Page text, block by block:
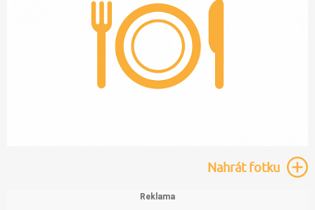
Nahrátfotku